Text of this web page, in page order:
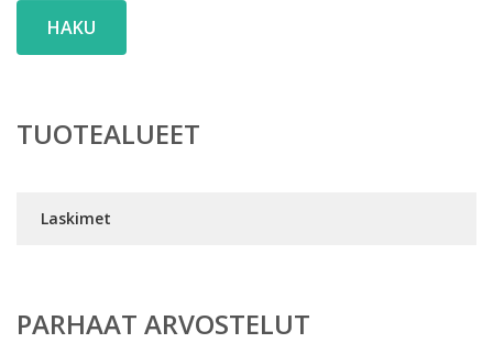
HAKU
TUOTEALUEET
Laskimet
PARHAAT ARVOSTELUT